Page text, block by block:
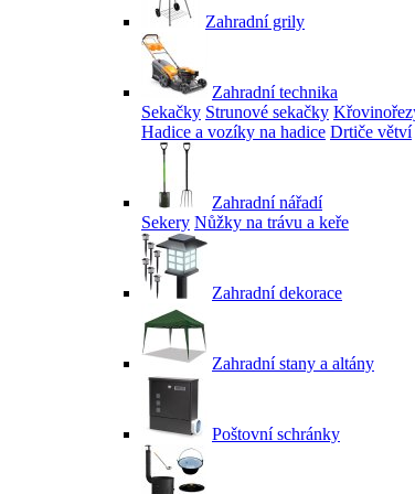
Zahradní grily
Zahradní technika
Sekačky Strunové sekačky
Hadice a vozíky na hadice Drtiče větví
Zahradní nářadí
Sekery Nůžky na trávu a keře
Zahradní dekorace
Zahradní stany a altány
Poštovní schránky